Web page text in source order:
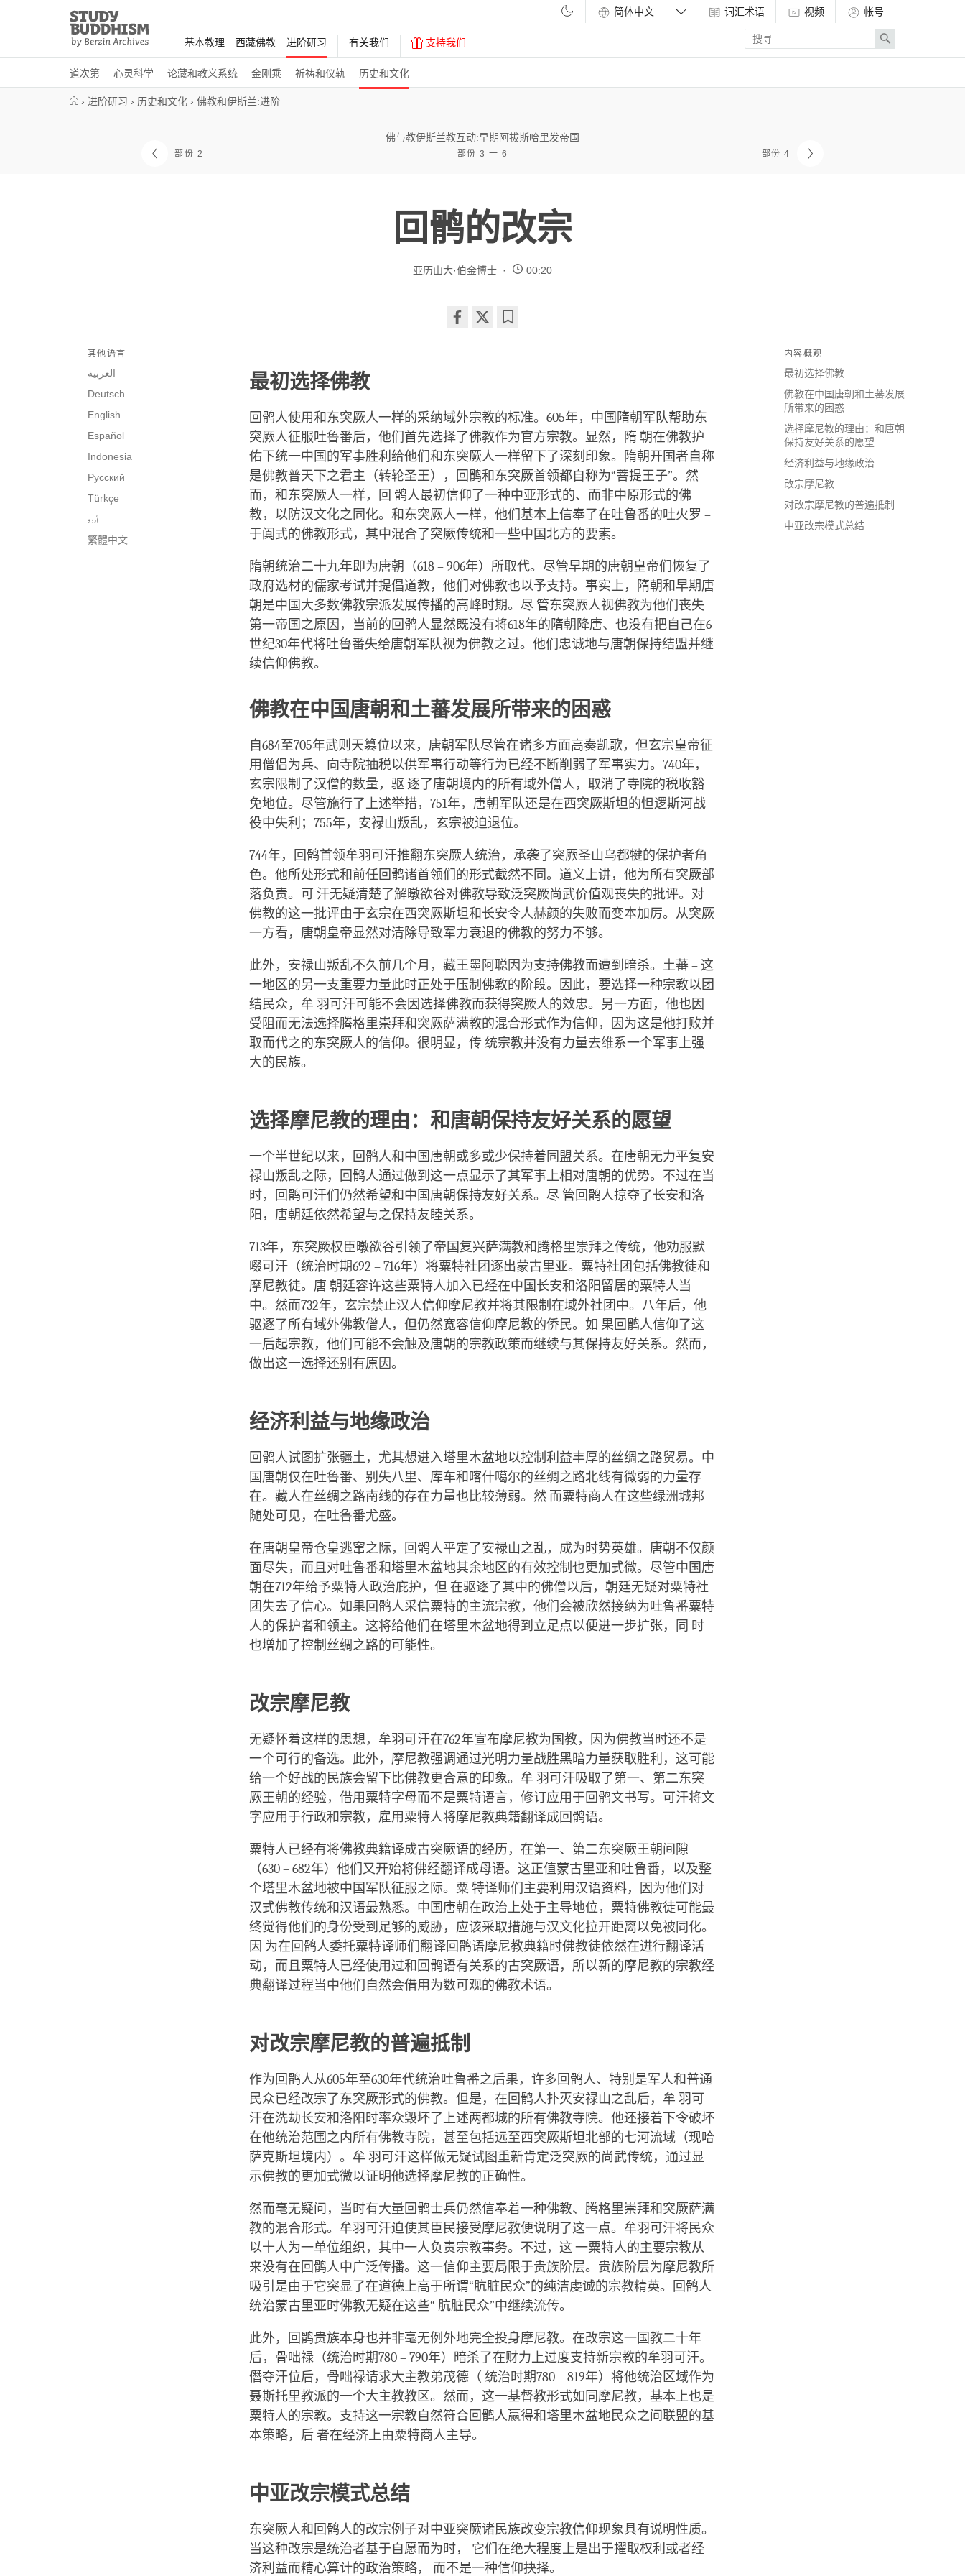
Study
Buddhism
Home
基本教理 西藏佛教 进阶研习
道次第 心灵科学 论藏和教义系统 金刚乘 祈祷和仪轨 历史和文化
有关我们 支持我们
词汇术语 视频
帐号
Enter
search
term
Search
› 进阶研习 › 历史和文化 › 佛教和伊斯兰:进阶
部份 2
佛与教伊斯兰教互动:早期阿拔斯哈里发帝国
部份 3 一 6 部份 4
回鹘的改宗
亚历山大·伯金博士 00:20
on
内容概观
最初选择佛教
佛教在中国唐朝和土蕃发展
所带来的困惑
选择摩尼教的理由：和唐朝
保持友好关系的愿望
经济利益与地缘政治
改宗摩尼教
对改宗摩尼教的普遍抵制
中亚改宗模式总结
其他语言
العربية
Deutsch
English
Español
Indonesia
Русский
Türkçe
اُردو
繁體中文
最初选择佛教
回鹘人使用和东突厥人一样的采纳域外宗教的标准。605年，中国隋朝军队帮助东
突厥人征服吐鲁番后，他们首先选择了佛教作为官方宗教。显然，隋 朝在佛教护
佑下统一中国的军事胜利给他们和东突厥人一样留下了深刻印象。隋朝开国者自称
是佛教普天下之君主（转轮圣王），回鹘和东突厥首领都自称为“菩提王子”。然
而，和东突厥人一样，回 鹘人最初信仰了一种中亚形式的、而非中原形式的佛
教，以防汉文化之同化。和东突厥人一样，他们基本上信奉了在吐鲁番的吐火罗 –
于阗式的佛教形式，其中混合了突厥传统和一些中国北方的要素。
隋朝统治二十九年即为唐朝（618 – 906年）所取代。尽管早期的唐朝皇帝们恢复了
政府选材的儒家考试并提倡道教，他们对佛教也以予支持。事实上，隋朝和早期唐
朝是中国大多数佛教宗派发展传播的高峰时期。尽 管东突厥人视佛教为他们丧失
第一帝国之原因，当前的回鹘人显然既没有将618年的隋朝降唐、也没有把自己在6
世纪30年代将吐鲁番失给唐朝军队视为佛教之过。他们忠诚地与唐朝保持结盟并继
续信仰佛教。
佛教在中国唐朝和土蕃发展所带来的困惑
自684至705年武则天篡位以来，唐朝军队尽管在诸多方面高奏凯歌，但玄宗皇帝征
用僧侣为兵、向寺院抽税以供军事行动等行为已经不断削弱了军事实力。740年，
玄宗限制了汉僧的数量，驱 逐了唐朝境内的所有域外僧人，取消了寺院的税收豁
免地位。尽管施行了上述举措，751年，唐朝军队还是在西突厥斯坦的怛逻斯河战
役中失利；755年，安禄山叛乱，玄宗被迫退位。
744年，回鹘首领牟羽可汗推翻东突厥人统治，承袭了突厥圣山乌都犍的保护者角
色。他所处形式和前任回鹘诸首领们的形式截然不同。道义上讲，他为所有突厥部
落负责。可 汗无疑清楚了解暾欲谷对佛教导致泛突厥尚武价值观丧失的批评。对
佛教的这一批评由于玄宗在西突厥斯坦和长安令人赫颜的失败而变本加厉。从突厥
一方看，唐朝皇帝显然对清除导致军力衰退的佛教的努力不够。
此外，安禄山叛乱不久前几个月，藏王墨阿聪因为支持佛教而遭到暗杀。土蕃 – 这
一地区的另一支重要力量此时正处于压制佛教的阶段。因此，要选择一种宗教以团
结民众，牟 羽可汗可能不会因选择佛教而获得突厥人的效忠。另一方面，他也因
受阻而无法选择腾格里崇拜和突厥萨满教的混合形式作为信仰，因为这是他打败并
取而代之的东突厥人的信仰。很明显，传 统宗教并没有力量去维系一个军事上强
大的民族。
选择摩尼教的理由：和唐朝保持友好关系的愿望
一个半世纪以来，回鹘人和中国唐朝或多或少保持着同盟关系。在唐朝无力平复安
禄山叛乱之际，回鹘人通过做到这一点显示了其军事上相对唐朝的优势。不过在当
时，回鹘可汗们仍然希望和中国唐朝保持友好关系。尽 管回鹘人掠夺了长安和洛
阳，唐朝廷依然希望与之保持友睦关系。
713年，东突厥权臣暾欲谷引领了帝国复兴萨满教和腾格里崇拜之传统，他劝服默
啜可汗（统治时期692 – 716年）将粟特社团逐出蒙古里亚。粟特社团包括佛教徒和
摩尼教徒。唐 朝廷容许这些粟特人加入已经在中国长安和洛阳留居的粟特人当
中。然而732年，玄宗禁止汉人信仰摩尼教并将其限制在域外社团中。八年后，他
驱逐了所有域外佛教僧人，但仍然宽容信仰摩尼教的侨民。如 果回鹘人信仰了这
一后起宗教，他们可能不会触及唐朝的宗教政策而继续与其保持友好关系。然而，
做出这一选择还别有原因。
经济利益与地缘政治
回鹘人试图扩张疆土，尤其想进入塔里木盆地以控制利益丰厚的丝绸之路贸易。中
国唐朝仅在吐鲁番、别失八里、库车和喀什噶尔的丝绸之路北线有微弱的力量存
在。藏人在丝绸之路南线的存在力量也比较薄弱。然 而粟特商人在这些绿洲城邦
随处可见，在吐鲁番尤盛。
在唐朝皇帝仓皇逃窜之际，回鹘人平定了安禄山之乱，成为时势英雄。唐朝不仅颜
面尽失，而且对吐鲁番和塔里木盆地其余地区的有效控制也更加式微。尽管中国唐
朝在712年给予粟特人政治庇护，但 在驱逐了其中的佛僧以后，朝廷无疑对粟特社
团失去了信心。如果回鹘人采信粟特的主流宗教，他们会被欣然接纳为吐鲁番粟特
人的保护者和领主。这将给他们在塔里木盆地得到立足点以便进一步扩张，同 时
也增加了控制丝绸之路的可能性。
改宗摩尼教
无疑怀着这样的思想，牟羽可汗在762年宣布摩尼教为国教，因为佛教当时还不是
一个可行的备选。此外，摩尼教强调通过光明力量战胜黑暗力量获取胜利，这可能
给一个好战的民族会留下比佛教更合意的印象。牟 羽可汗吸取了第一、第二东突
厥王朝的经验，借用粟特字母而不是粟特语言，修订应用于回鹘文书写。可汗将文
字应用于行政和宗教，雇用粟特人将摩尼教典籍翻译成回鹘语。
粟特人已经有将佛教典籍译成古突厥语的经历，在第一、第二东突厥王朝间隙
（630 – 682年）他们又开始将佛经翻译成母语。这正值蒙古里亚和吐鲁番，以及整
个塔里木盆地被中国军队征服之际。粟 特译师们主要利用汉语资料，因为他们对
汉式佛教传统和汉语最熟悉。中国唐朝在政治上处于主导地位，粟特佛教徒可能最
终觉得他们的身份受到足够的威胁，应该采取措施与汉文化拉开距离以免被同化。
因 为在回鹘人委托粟特译师们翻译回鹘语摩尼教典籍时佛教徒依然在进行翻译活
动，而且粟特人已经使用过和回鹘语有关系的古突厥语，所以新的摩尼教的宗教经
典翻译过程当中他们自然会借用为数可观的佛教术语。
对改宗摩尼教的普遍抵制
作为回鹘人从605年至630年代统治吐鲁番之后果，许多回鹘人、特别是军人和普通
民众已经改宗了东突厥形式的佛教。但是，在回鹘人扑灭安禄山之乱后，牟 羽可
汗在洗劫长安和洛阳时率众毁坏了上述两都城的所有佛教寺院。他还接着下令破坏
在他统治范围之内所有佛教寺院，甚至包括远至西突厥斯坦北部的七河流域（现哈
萨克斯坦境内）。牟 羽可汗这样做无疑试图重新肯定泛突厥的尚武传统，通过显
示佛教的更加式微以证明他选择摩尼教的正确性。
然而毫无疑问，当时有大量回鹘士兵仍然信奉着一种佛教、腾格里崇拜和突厥萨满
教的混合形式。牟羽可汗迫使其臣民接受摩尼教便说明了这一点。牟羽可汗将民众
以十人为一单位组织，其中一人负责宗教事务。不过，这 一粟特人的主要宗教从
来没有在回鹘人中广泛传播。这一信仰主要局限于贵族阶层。贵族阶层为摩尼教所
吸引是由于它突显了在道德上高于所谓“肮脏民众”的纯洁虔诚的宗教精英。回鹘人
统治蒙古里亚时佛教无疑在这些“ 肮脏民众”中继续流传。
此外，回鹘贵族本身也并非毫无例外地完全投身摩尼教。在改宗这一国教二十年
后，骨咄禄（统治时期780 – 790年）暗杀了在财力上过度支持新宗教的牟羽可汗。
僭夺汗位后，骨咄禄请求大主教弟茂德（ 统治时期780 – 819年）将他统治区域作为
聂斯托里教派的一个大主教教区。然而，这一基督教形式如同摩尼教，基本上也是
粟特人的宗教。支持这一宗教自然符合回鹘人赢得和塔里木盆地民众之间联盟的基
本策略，后 者在经济上由粟特商人主导。
中亚改宗模式总结
东突厥人和回鹘人的改宗例子对中亚突厥诸民族改变宗教信仰现象具有说明性质。
当这种改宗是统治者基于自愿而为时， 它们在绝大程度上是出于擢取权利或者经
济利益而精心算计的政治策略， 而不是一种信仰抉择。